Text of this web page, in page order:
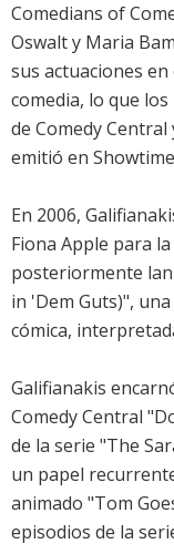
Comedians of
Oswalt y Maria
sus actuaciones
comedia, lo que
de Comedy
emitió en
En 2006,
Fiona Apple para
posteriormente
in 'Dem Guts)",
cómica,
Galifianakis
Comedy Central
de la serie "The
un papel
animado "Tom
episodios de la